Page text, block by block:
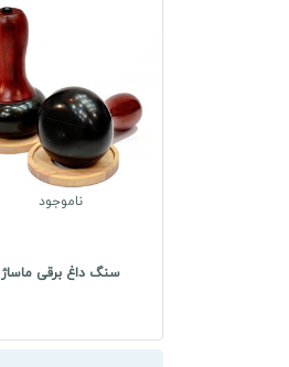
ناموجود
سنگ داغ برقی ماساژ